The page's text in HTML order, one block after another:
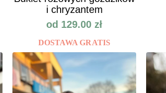
i chryzantem
od 129.00 zł
DOSTAWA GRATIS